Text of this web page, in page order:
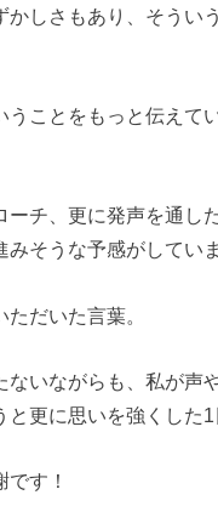
しさもあり、そうい
ことをもっと伝えて
チ、更に発声を通し
そうな予感がしていま
だいた言葉。
いながらも、私が声
更に思いを強くした1
す！